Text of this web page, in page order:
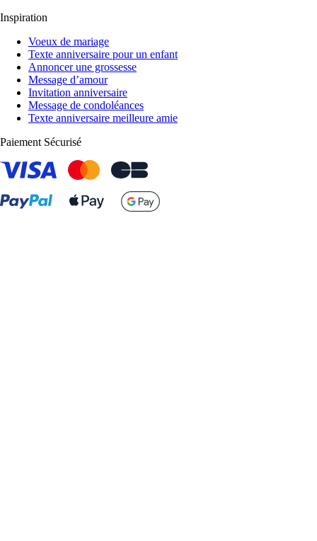
Inspiration
Voeux de mariage
Texte anniversaire pour un enfant
Annoncer une grossesse
Message d’amour
Invitation anniversaire
Message de condoléances
Texte anniversaire meilleure amie
Paiement Sécurisé